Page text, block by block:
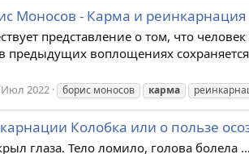
Моносов - Карма и реинкарнация
представление о том, что
предыдущих воплощениях
Июл 2022 борис моносов карма
Колобка или о пользе
глаза. Тело ломило, голова